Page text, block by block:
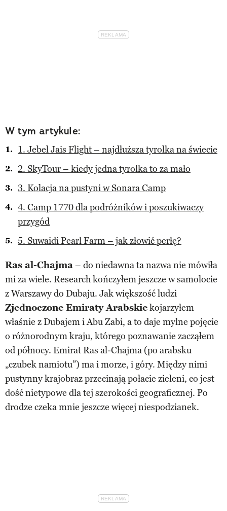
W tym artykule:
1. Jebel Jais Flight – najdłuższa tyrolka na świecie
2. SkyTour – kiedy jedna tyrolka to za mało
3. Kolacja na pustyni w Sonara Camp
4. Camp 1770 dla podróżników i poszukiwaczy
przygód
5. Suwaidi Pearl Farm – jak złowić perłę?
Ras al-Chajma– do niedawna ta nazwa nie mówiła
mi za wiele. Research kończyłem jeszcze w samolocie
z Warszawy do Dubaju. Jak większość ludzi
Zjednoczone Emiraty Arabskiekojarzyłem
właśnie z Dubajem i Abu Zabi, a to daje mylne pojęcie
o różnorodnym kraju, którego poznawanie zacząłem
od północy. Emirat Ras al-Chajma (po arabsku
„czubek namiotu”) ma i morze, i góry. Między nimi
pustynny krajobraz przecinają połacie zieleni, co jest
dość nietypowe dla tej szerokości geograficznej. Po
drodze czeka mnie jeszcze więcej niespodzianek.